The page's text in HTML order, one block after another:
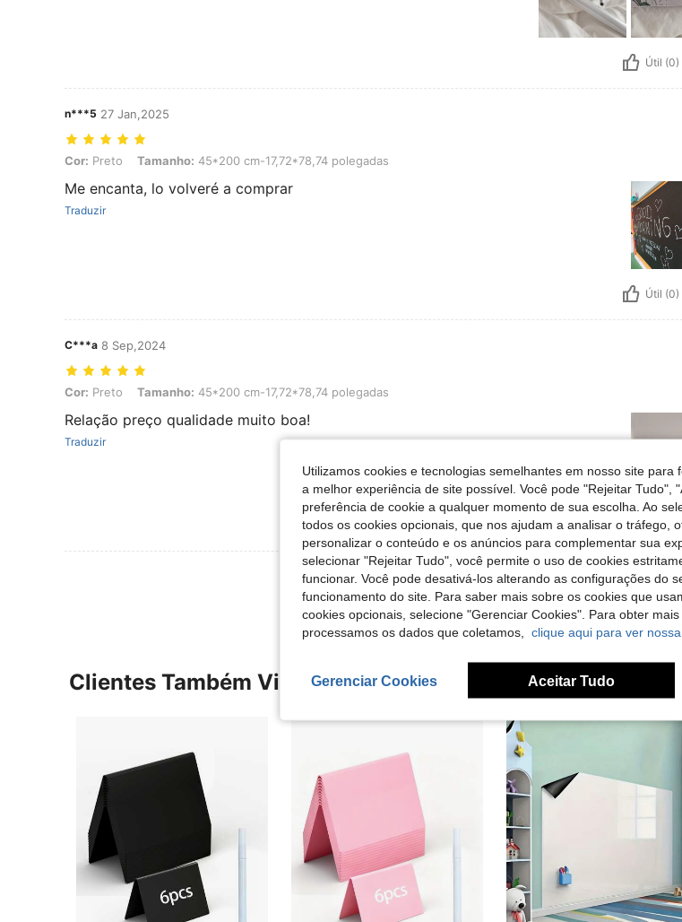
Útil (0)
n***5 27 Jan,2025
Cor: Preto, Tamanho: 45*200 cm-17,72*78,74 polegadas
Cor: Preto Tamanho: 45*200 cm-17,72*78,74 polegadas
Me encanta, lo volveré a comprar
Traduzir
Útil (0)
C***a 8 Sep,2024
Cor: Preto, Tamanho: 45*200 cm-17,72*78,74 polegadas
Cor: Preto Tamanho: 45*200 cm-17,72*78,74 polegadas
Relação preço qualidade muito boa!
Traduzir
Útil (0)
Ver Mais Avaliações
Clientes Também Visitaram
Utilizamos cookies e tecnologias semelhantes em nosso site
a melhor experiência de site possível. Você pode "Rejeitar Tudo",
preferência de cookie a qualquer momento de sua escolha. Ao
todos os cookies opcionais, que nos ajudam a analisar o tráfego,
personalizar o conteúdo e os anúncios para complementar sua
selecionar "Rejeitar Tudo", você permite o uso de cookies
funcionar. Você pode desativá-los alterando as configurações do
funcionamento do site. Para saber mais sobre os cookies que
cookies opcionais, selecione "Gerenciar Cookies". Para obter
processamos os dados que coletamos, clique aqui para ver
Gerenciar Cookies Aceitar Tudo